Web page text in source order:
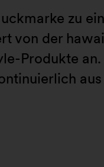
zu
von der
Produkte